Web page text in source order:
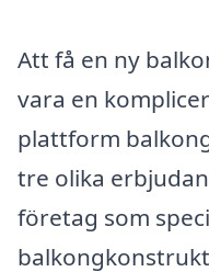
Att få en ny
vara en
plattform
tre olika
företag som